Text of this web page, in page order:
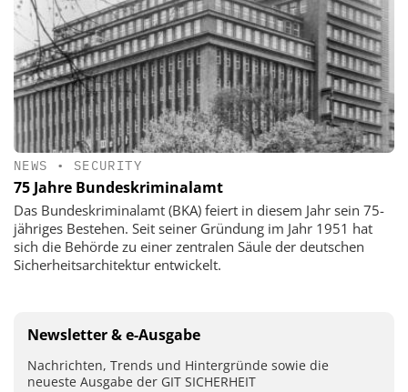
NEWS • SECURITY
75 Jahre Bundeskriminalamt
Das Bundeskriminalamt (BKA) feiert in diesem Jahr sein 75-
jähriges Bestehen. Seit seiner Gründung im Jahr 1951 hat
sich die Behörde zu einer zentralen Säule der deutschen
Sicherheitsarchitektur entwickelt.
Newsletter & e-Ausgabe
Nachrichten, Trends und Hintergründe sowie die
neueste Ausgabe der GIT SICHERHEIT